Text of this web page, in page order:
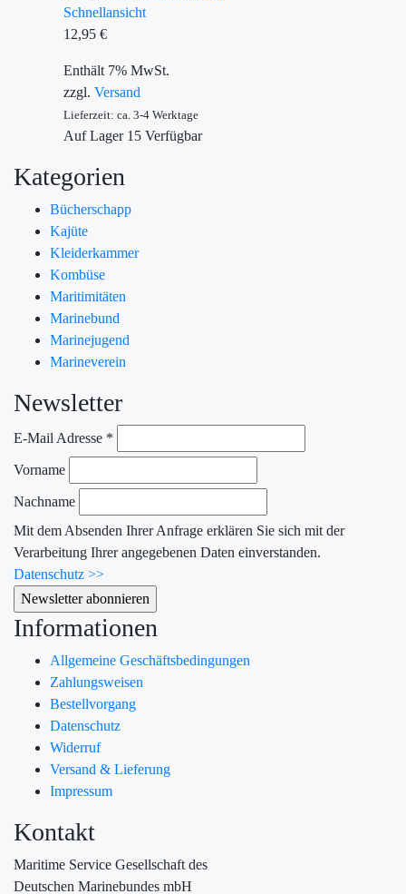
Schnellansicht
12,95 €
Enthält 7% MwSt.
zzgl. Versand
Lieferzeit: ca. 3-4 Werktage
Auf Lager15 Verfügbar
Kategorien
Bücherschapp
Kajüte
Kleiderkammer
Kombüse
Maritimitäten
Marinebund
Marinejugend
Marineverein
Newsletter
E-Mail Adresse *
Vorname
Nachname
Mit dem Absenden Ihrer Anfrage erklären Sie sich mit der
Verarbeitung Ihrer angegebenen Daten einverstanden.
Datenschutz >>
Informationen
Allgemeine Geschäftsbedingungen
Zahlungsweisen
Bestellvorgang
Datenschutz
Widerruf
Versand & Lieferung
Impressum
Kontakt
Maritime Service Gesellschaft des
Deutschen Marinebundes mbH